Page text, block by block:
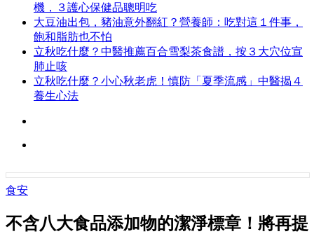
機，３護心保健品聰明吃
大豆油出包，豬油意外翻紅？營養師：吃對這１件事，
飽和脂肪也不怕
立秋吃什麼？中醫推薦百合雪梨茶食譜，按３大穴位宣
肺止咳
立秋吃什麼？小心秋老虎！慎防「夏季流感」中醫揭４
養生心法
食安
不含八大食品添加物的潔淨標章！將再提